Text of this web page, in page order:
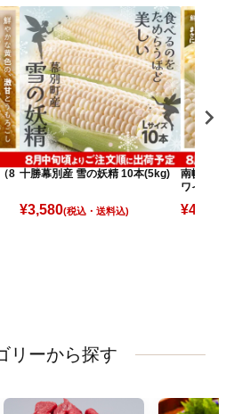
十勝幕別産 雪の妖精 10本(5kg)
¥3,580(税込)
南幌産
ワイト
¥4,080
リーから探す